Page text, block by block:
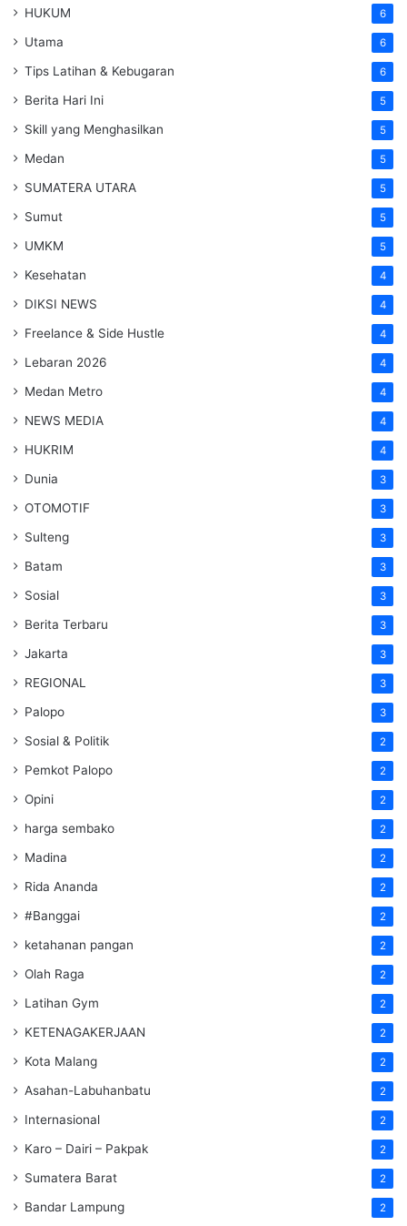
HUKUM 6
Utama 6
Tips Latihan & Kebugaran 6
Berita Hari Ini 5
Skill yang Menghasilkan 5
Medan 5
SUMATERA UTARA 5
Sumut 5
UMKM 5
Kesehatan 4
DIKSI NEWS 4
Freelance & Side Hustle 4
Lebaran 2026 4
Medan Metro 4
NEWS MEDIA 4
HUKRIM 4
Dunia 3
OTOMOTIF 3
Sulteng 3
Batam 3
Sosial 3
Berita Terbaru 3
Jakarta 3
REGIONAL 3
Palopo 3
Sosial & Politik 2
Pemkot Palopo 2
Opini 2
harga sembako 2
Madina 2
Rida Ananda 2
#Banggai 2
ketahanan pangan 2
Olah Raga 2
Latihan Gym 2
KETENAGAKERJAAN 2
Kota Malang 2
Asahan-Labuhanbatu 2
Internasional 2
Karo – Dairi – Pakpak 2
Sumatera Barat 2
Bandar Lampung 2